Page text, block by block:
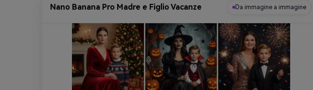
Nano Banana Pro Madre e Figlio Vacanze Da immagine a immagine